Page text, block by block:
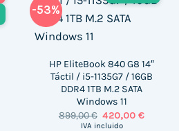
-53%
HP EliteBook 840 G8 14″
Táctil / i5-1135G7 / 16GB
DDR4 1TB M.2 SATA
Windows 11
899,00€ El
precio
420,00€El
IVA incluido